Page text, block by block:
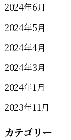
2024年6月
2024年5月
2024年4月
2024年3月
2024年1月
2023年11月
カテゴリー